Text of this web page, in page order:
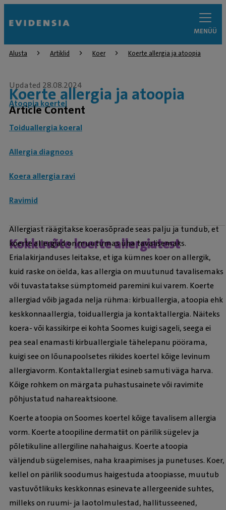
MENÜÜ
Alusta Artiklid Koer Koerte allergia ja atoopia
Koerte allergia ja atoopia
Updated 28.08.2024
Article Content
Atoopia koertel
Toiduallergia koeral
Allergia diagnoos
Koera allergia ravi
Ravimid
Kokkuvõte koerte allergiatest
Allergiast räägitakse koerasõprade seas palju ja tundub, et
koerte allergiad on muutumas üha tavalisemaks.
Erialakirjanduses leitakse, et iga kümnes koer on allergik,
kuid raske on öelda, kas allergia on muutunud tavalisemaks
või tuvastatakse sümptomeid paremini kui varem. Koerte
allergiad võib jagada nelja rühma: kirbuallergia, atoopia ehk
keskkonnaallergia, toiduallergia ja kontaktallergia. Näiteks
koera- või kassikirpe ei kohta Soomes kuigi sageli, seega ei
pea seal enamasti kirbuallergiale tähelepanu pöörama,
kuigi see on lõunapoolsetes riikides koertel kõige levinum
allergiavorm. Kontaktallergiat esineb samuti väga harva.
Kõige rohkem on märgata puhastusainete või ravimite
põhjustatud nahareaktsioone.
Koerte atoopia on Soomes koertel kõige tavalisem allergia
vorm. Koerte atoopiline dermatiit on pärilik sügelev ja
põletikuline allergiline nahahaigus. Koerte atoopia
väljendub sügelemises, naha kraapimises ja punetuses. Koer,
kellel on pärilik soodumus haigestuda atoopiasse, muutub
vastuvõtlikuks keskkonnas esinevate allergeenide suhtes,
milleks on ruumi- ja laotolmulestad, hallitusseened,